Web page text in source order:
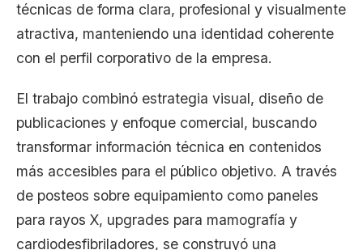
técnicas de forma clara, profesional y visualmente
atractiva, manteniendo una identidad coherente
con el perfil corporativo de la empresa.
El trabajo combinó estrategia visual, diseño de
publicaciones y enfoque comercial, buscando
transformar información técnica en contenidos
más accesibles para el público objetivo. A través
de posteos sobre equipamiento como paneles
para rayos X, upgrades para mamografía y
cardiodesfibriladores, se construyó una